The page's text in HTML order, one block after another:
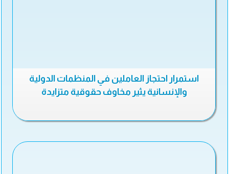
استمرار احتجاز العاملين في المنظمات الدولية
والإنسانية يثير مخاوف حقوقية متزايدة